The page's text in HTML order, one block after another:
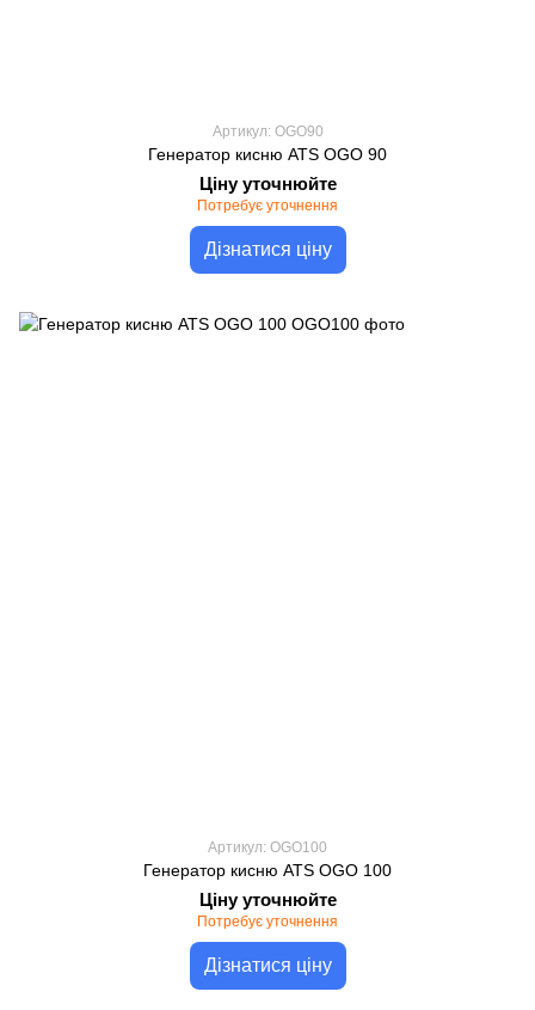
Артикул: OGO90
Генератор кисню ATS OGO 90
Ціну уточнюйте
Потребує уточнення
Дізнатися ціну
Артикул: OGO100
Генератор кисню ATS OGO 100
Ціну уточнюйте
Потребує уточнення
Дізнатися ціну